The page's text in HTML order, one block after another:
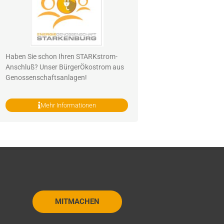
Haben Sie schon Ihren STARKstrom-
Anschluß? Unser BürgerÖkostrom aus
Genossenschaftsanlagen!
Mehr Informationen
MITMACHEN